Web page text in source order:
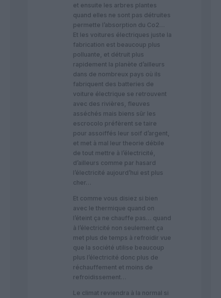
et ensuite les arbres plantes
quand elles ne sont pas détruites
permette l’absorption du Co2…
Et les voitures électriques juste la
fabrication est beaucoup plus
polluante, et détruit plus
rapidement la planète d’ailleurs
dans de nombreux pays où ils
fabriquent des batteries de
voiture électrique se retrouvent
avec des rivières, fleuves
asséchés mais biens sûr les
escrocolo préfèrent se taire
pour assoiffés leur soif d’argent,
et met à mal leur theorie débile
de tout mettre à l’électricité,
d’ailleurs comme par hasard
l’électricité aujourd’hui est plus
cher…
Et comme vous disiez si bien
avec le thermique quand on
l’éteint ça ne chauffe pas… quand
à l’électricité non seulement ça
met plus de temps à refroidir vue
que la société utilise beaucoup
plus l’électricité donc plus de
réchauffement et moins de
refroidissement…
Le climat reviendra à la normal si